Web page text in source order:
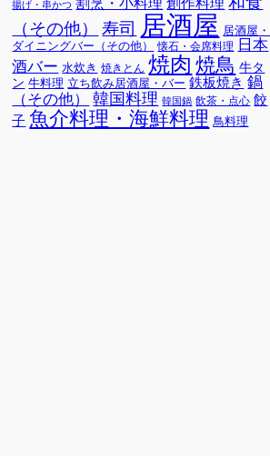
揚げ・串かつ
（その他）
寿司 居酒屋 居酒屋・
ダイニングバー（その他）
懐石・会席料理 日本
酒バー 水炊き 焼きとん 焼肉焼鳥 牛タ
ン 牛料理 立ち飲み居酒屋・バー 鉄板焼き 鍋
（その他） 韓国料理 韓国鍋 飲茶・点心 餃
子 魚介料理・海鮮料理 鳥料理